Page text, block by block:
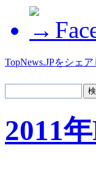
TopNews.JPをシェア
2011